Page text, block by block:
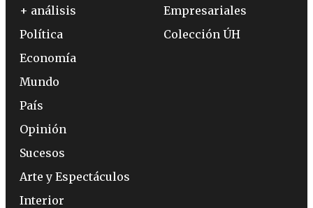
+ análisis
Política
Economía
Mundo
País
Opinión
Sucesos
Arte y Espectáculos
Interior
Empresariales
Colección ÚH